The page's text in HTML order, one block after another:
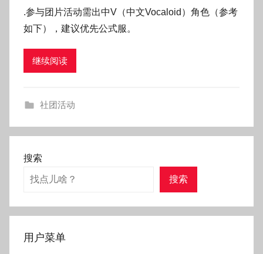
.参与团片活动需出中V（中文Vocaloid）角色（参考
如下），建议优先公式服。
继续阅读
社团活动
搜索
搜索
用户菜单